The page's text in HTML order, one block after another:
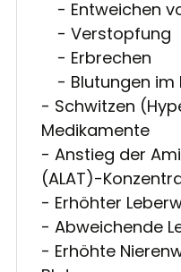
- Entweichen
- Verstopfung
- Erbrechen
- Blutungen im
- Schwitzen
Medikamente
- Anstieg der
(ALAT)-
- Erhöhter
- Abweichende
- Erhöhte